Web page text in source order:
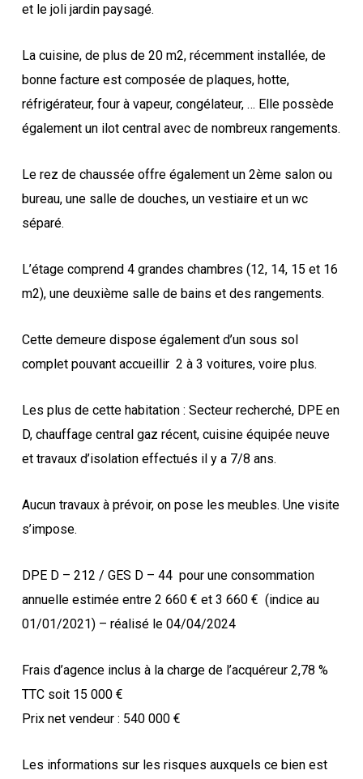
et le joli jardin paysagé.
La cuisine, de plus de 20 m2, récemment installée, de
bonne facture est composée de plaques, hotte,
réfrigérateur, four à vapeur, congélateur, … Elle possède
également un ilot central avec de nombreux rangements.
Le rez de chaussée offre également un 2ème salon ou
bureau, une salle de douches, un vestiaire et un wc
séparé.
L’étage comprend 4 grandes chambres (12, 14, 15 et 16
m2), une deuxième salle de bains et des rangements.
Cette demeure dispose également d’un sous sol
complet pouvant accueillir 2 à 3 voitures, voire plus.
Les plus de cette habitation : Secteur recherché, DPE en
D, chauffage central gaz récent, cuisine équipée neuve
et travaux d’isolation effectués il y a 7/8 ans.
Aucun travaux à prévoir, on pose les meubles. Une visite
s’impose.
DPE D – 212 / GES D – 44 pour une consommation
annuelle estimée entre 2 660 € et 3 660 € (indice au
01/01/2021) – réalisé le 04/04/2024
Frais d’agence inclus à la charge de l’acquéreur 2,78 %
TTC soit 15 000 €
Prix net vendeur : 540 000 €
Les informations sur les risques auxquels ce bien est